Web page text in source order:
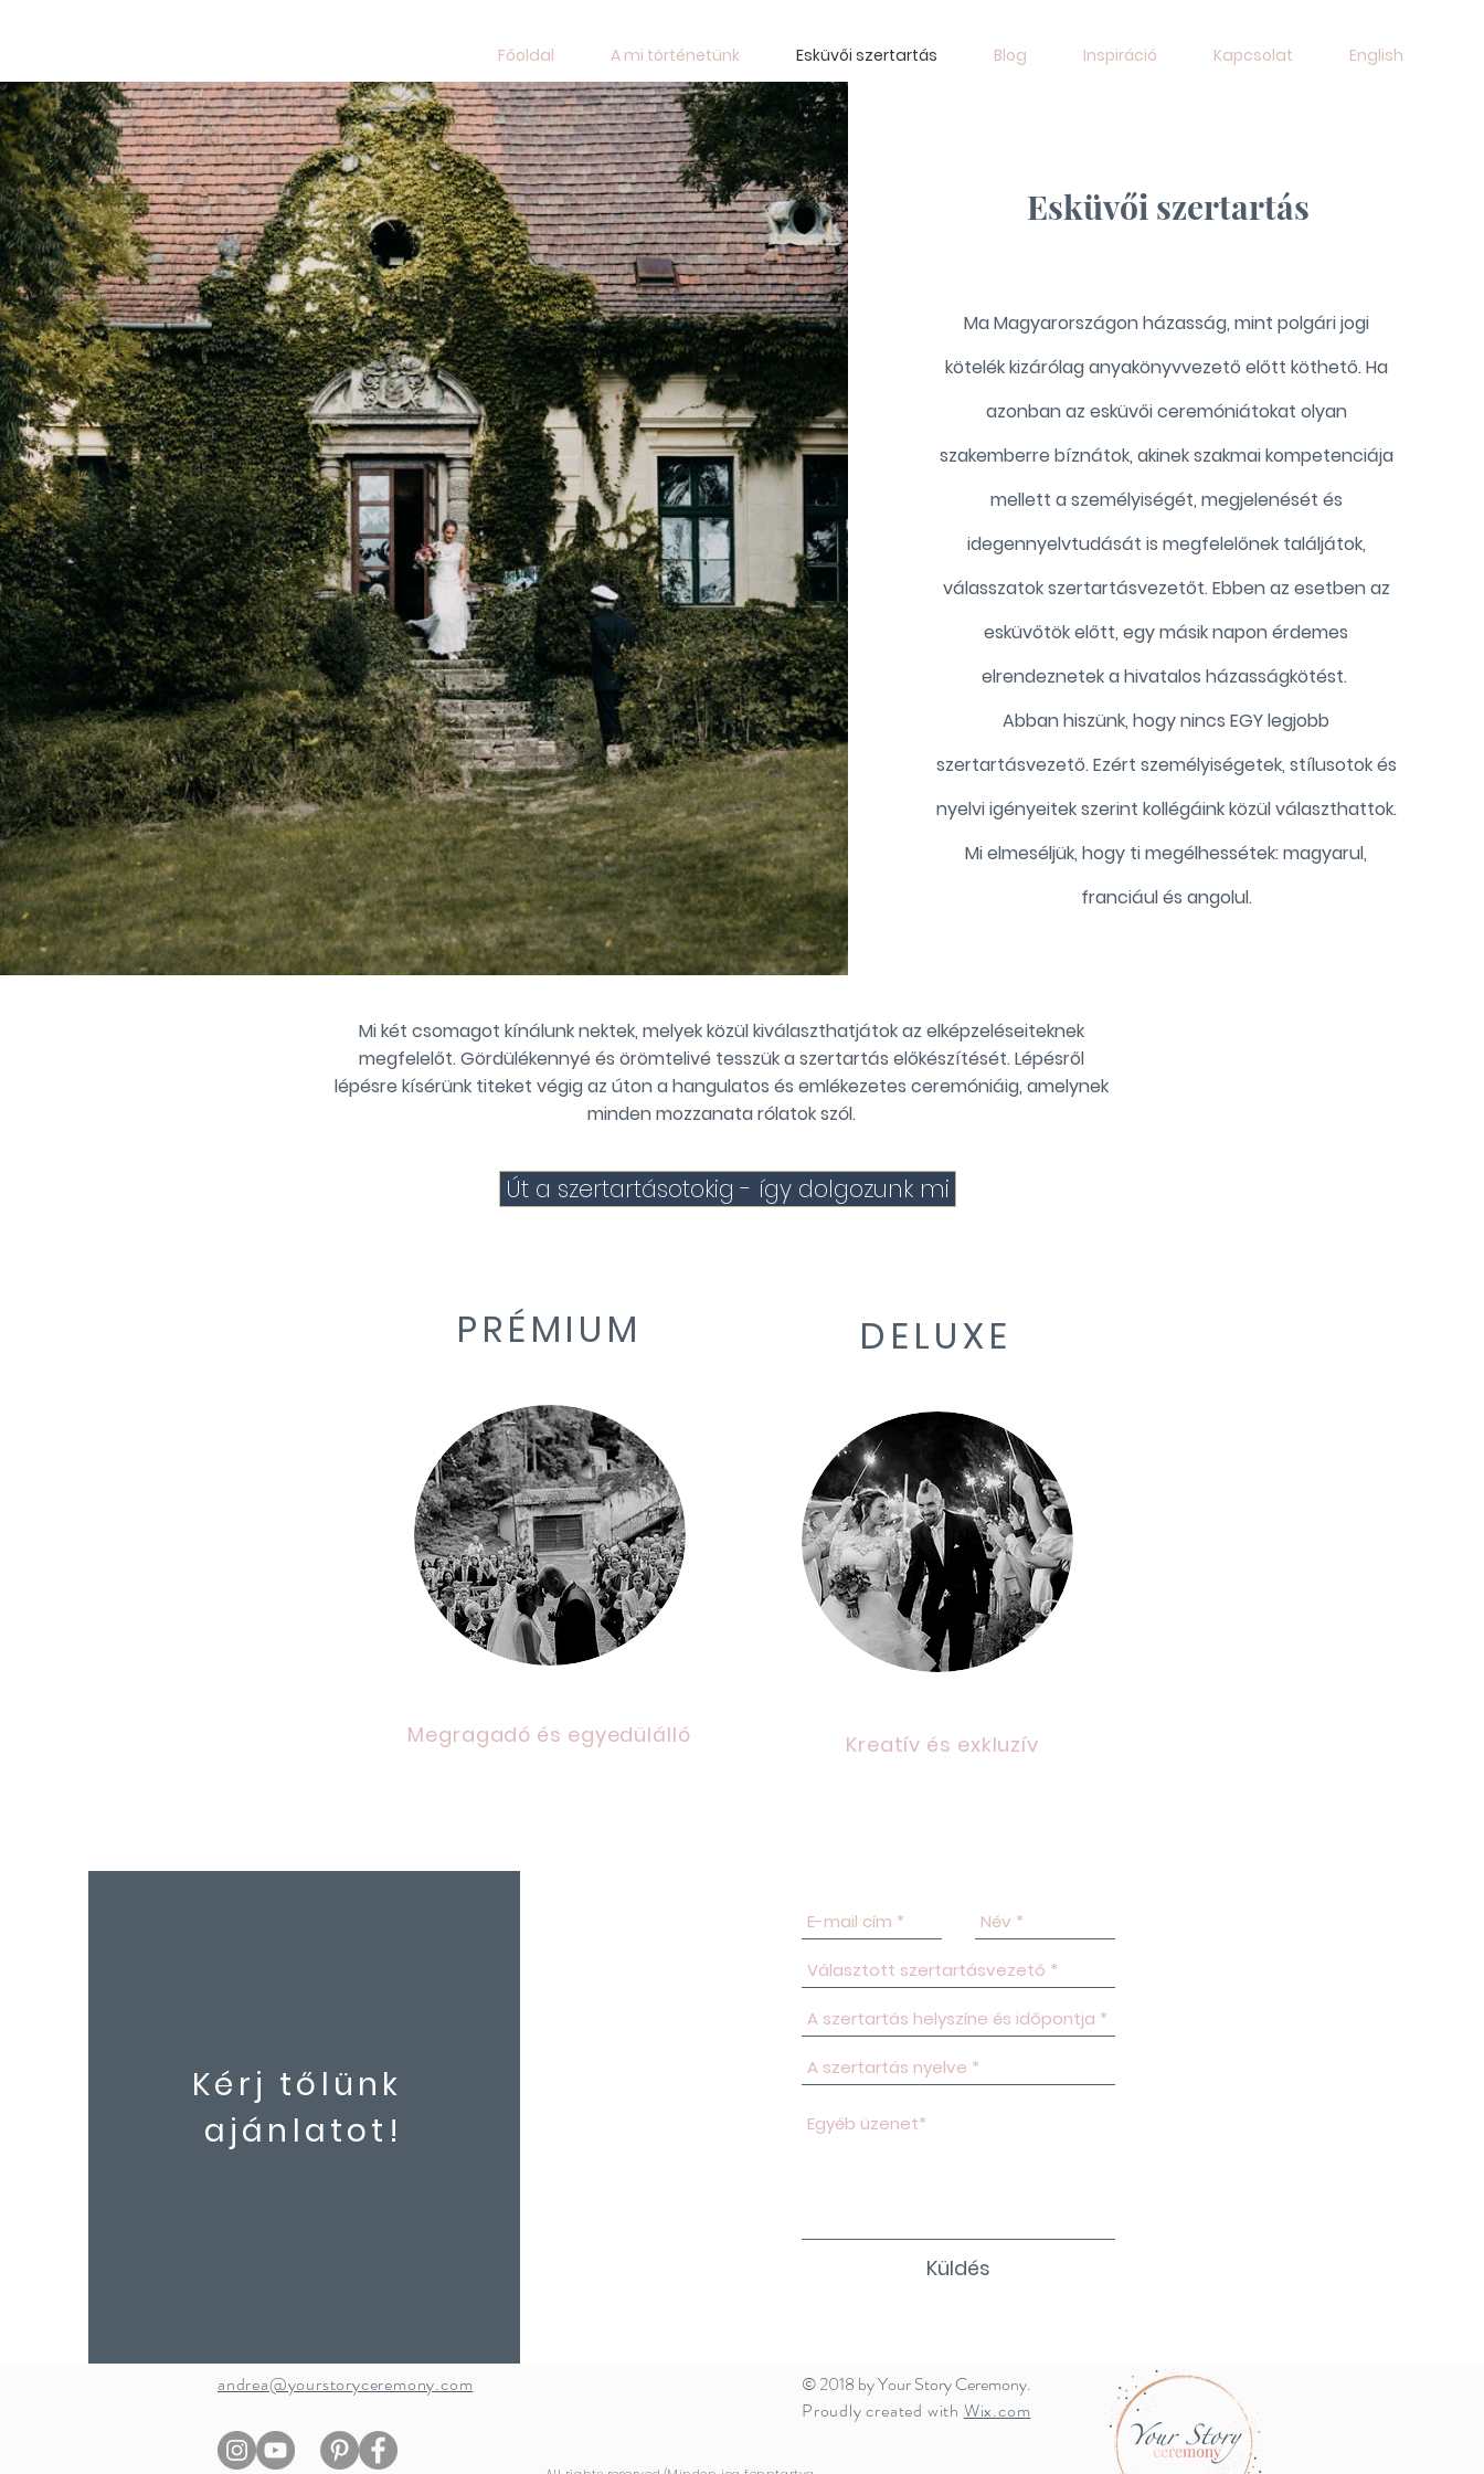
Főoldal A mi történetünk Esküvői szertartás Blog Inspiráció Kapcsolat English
Esküvői szertartás
Ma Magyarországon házasság, mint polgári jogi
kötelék kizárólag anyakönyvvezető előtt köthető. Ha
azonban az esküvői ceremóniátokat olyan
szakemberre bíznátok, akinek szakmai kompetenciája
mellett a személyiségét, megjelenését és
idegennyelvtudását is megfelelőnek találjátok,
válasszatok szertartásvezetőt. Ebben az esetben az
esküvőtök előtt, egy másik napon érdemes
elrendeznetek a hivatalos házasságkötést.
Abban hiszünk, hogy nincs EGY legjobb
szertartásvezető. Ezért személyiségetek, stílusotok és
nyelvi igényeitek szerint kollégáink közül választhattok.
Mi elmeséljük, hogy ti megélhessétek: magyarul,
franciául és angolul.
Mi két csomagot kínálunk nektek, melyek közül kiválaszthatjátok az elképzeléseiteknek
megfelelőt. Gördülékennyé és örömtelivé tesszük a szertartás előkészítését. Lépésről
lépésre kísérünk titeket végig az úton a hangulatos és emlékezetes ceremóniáig, amelynek
minden mozzanata rólatok szól.
Út a szertartásotokig - így dolgozunk mi
PRÉMIUM
Megragadó és egyedülálló
DELUXE
Kreatív és exkluzív
Kérj tőlünk
ajánlatot!
Küldés
andrea@yourstoryceremony.com
© 2018 by Your Story Ceremony.
Proudly created with Wix.com